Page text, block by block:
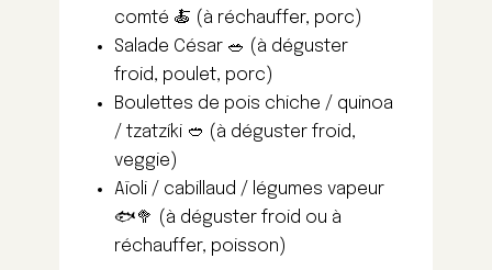
comté 🍝 (à réchauffer, porc)
Salade César 🥗 (à déguster
froid, poulet, porc)
Boulettes de pois chiche / quinoa
/ tzatzíki 🥙 (à déguster froid,
veggie)
Aïoli / cabillaud / légumes vapeur
🐟🥦 (à déguster froid ou à
réchauffer, poisson)